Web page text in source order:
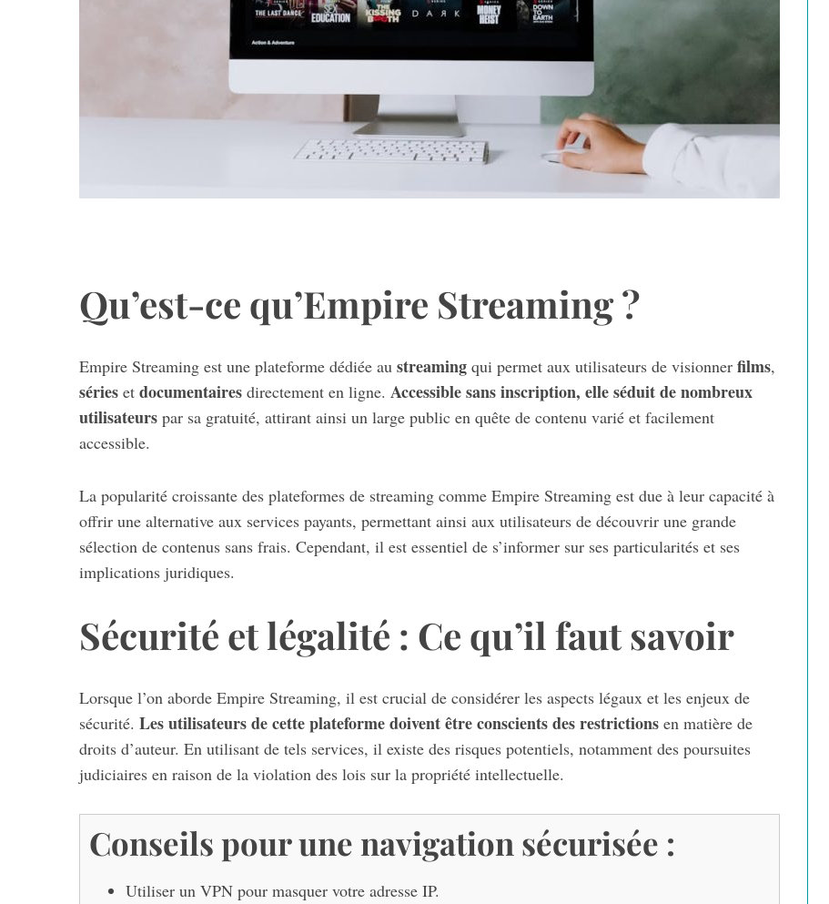
Qu’est-ce qu’Empire Streaming ?
Empire Streaming est une plateforme dédiée au streaming qui permet aux utilisateurs de visionner films,
séries et documentaires directement en ligne. Accessible sans inscription, elle séduit de nombreux
utilisateurs par sa gratuité, attirant ainsi un large public en quête de contenu varié et facilement
accessible.
La popularité croissante des plateformes de streaming comme Empire Streaming est due à leur capacité à
offrir une alternative aux services payants, permettant ainsi aux utilisateurs de découvrir une grande
sélection de contenus sans frais. Cependant, il est essentiel de s’informer sur ses particularités et ses
implications juridiques.
Sécurité et légalité : Ce qu’il faut savoir
Lorsque l’on aborde Empire Streaming, il est crucial de considérer les aspects légaux et les enjeux de
sécurité. Les utilisateurs de cette plateforme doivent être conscients des restrictions en matière de
droits d’auteur. En utilisant de tels services, il existe des risques potentiels, notamment des poursuites
judiciaires en raison de la violation des lois sur la propriété intellectuelle.
Conseils pour une navigation sécurisée :
Utiliser un VPN pour masquer votre adresse IP.